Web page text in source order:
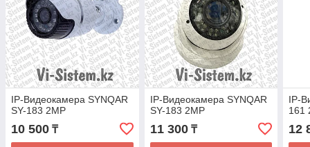
IP-Видеокамера SYNQAR
SY-183 2MP
10 500 ₸
IP-Видеокамера SYNQAR
SY-183 2MP
11 300₸
IP-
161
12